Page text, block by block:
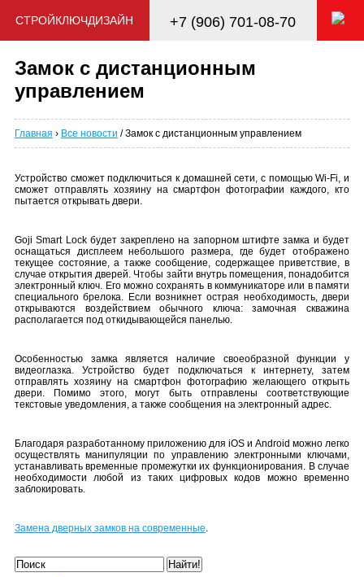
СТРОЙКЛЮЧДИЗАЙН +7 (906) 701-08-70
Замок с дистанционным
управлением
Главная › Все новости / Замок с дистанционным управлением
Устройство сможет подключиться к домашней сети, с помощью Wi-Fi, и
сможет отправлять хозяину на смартфон фотографии каждого, кто
пытается открывать двери.
Goji Smart Lock будет закреплено на запорном штифте замка и будет
оснащаться дисплеем небольшого размера, где будет отображено
текущее состояние, а также сообщение, содержащее приветствие, в
случае открытия дверей. Чтобы зайти внутрь помещения, понадобится
электронный ключ. Его можно сохранять в коммуникаторе или в памяти
специального брелока. Если возникнет острая необходимость, двери
открываются воздействием обычного ключа: замочная скважина
располагается под откидывающейся панелью.
Особенностью замка является наличие своеобразной функции у
видеоглазка. Устройство будет подключаться к интернету, затем
отправлять хозяину на смартфон фотографию желающего открыть
двери. Помимо этого, могут быть отправлены соответствующие
текстовые уведомления, а также сообщения на электронный адрес.
Благодаря разработанному приложению для iOS и Android можно легко
осуществлять манипуляции по управлению электронными ключами,
устанавливать временные промежутки их функционирования. В случае
необходимости любой из таких цифровых кодов можно временно
заблокировать.
Замена дверных замков на современные.